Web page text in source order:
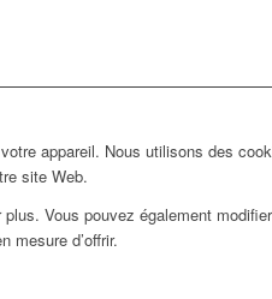
appareil. Nous utilisons des
site Web.
Vous pouvez également
mesure d’offrir.